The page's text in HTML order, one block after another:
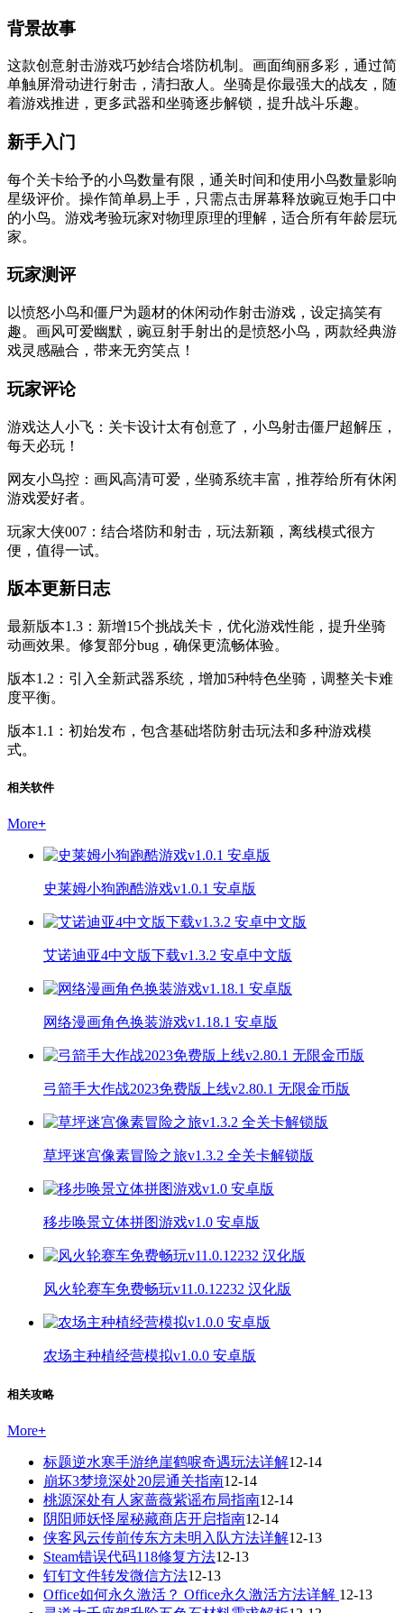
背景故事
这款创意射击游戏巧妙结合塔防机制。画面绚丽多彩，通过简
单触屏滑动进行射击，清扫敌人。坐骑是你最强大的战友，随
着游戏推进，更多武器和坐骑逐步解锁，提升战斗乐趣。
新手入门
每个关卡给予的小鸟数量有限，通关时间和使用小鸟数量影响
星级评价。操作简单易上手，只需点击屏幕释放豌豆炮手口中
的小鸟。游戏考验玩家对物理原理的理解，适合所有年龄层玩
家。
玩家测评
以愤怒小鸟和僵尸为题材的休闲动作射击游戏，设定搞笑有
趣。画风可爱幽默，豌豆射手射出的是愤怒小鸟，两款经典游
戏灵感融合，带来无穷笑点！
玩家评论
游戏达人小飞：关卡设计太有创意了，小鸟射击僵尸超解压，
每天必玩！
网友小鸟控：画风高清可爱，坐骑系统丰富，推荐给所有休闲
游戏爱好者。
玩家大侠007：结合塔防和射击，玩法新颖，离线模式很方
便，值得一试。
版本更新日志
最新版本1.3：新增15个挑战关卡，优化游戏性能，提升坐骑
动画效果。修复部分bug，确保更流畅体验。
版本1.2：引入全新武器系统，增加5种特色坐骑，调整关卡难
度平衡。
版本1.1：初始发布，包含基础塔防射击玩法和多种游戏模
式。
相关软件
More+
史莱姆小狗跑酷游戏v1.0.1 安卓版
艾诺迪亚4中文版下载v1.3.2 安卓中文版
网络漫画角色换装游戏v1.18.1 安卓版
弓箭手大作战2023免费版上线v2.80.1 无限金币版
草坪迷宫像素冒险之旅v1.3.2 全关卡解锁版
移步唤景立体拼图游戏v1.0 安卓版
风火轮赛车免费畅玩v11.0.12232 汉化版
农场主种植经营模拟v1.0.0 安卓版
相关攻略
More+
标题逆水寒手游绝崖鹤唳奇遇玩法详解12-14
崩坏3梦境深处20层通关指南12-14
桃源深处有人家蔷薇紫谣布局指南12-14
阴阳师妖怪屋秘藏商店开启指南12-14
侠客风云传前传东方未明入队方法详解12-13
Steam错误代码118修复方法12-13
钉钉文件转发微信方法12-13
Office如何永久激活？ Office永久激活方法详解 12-13